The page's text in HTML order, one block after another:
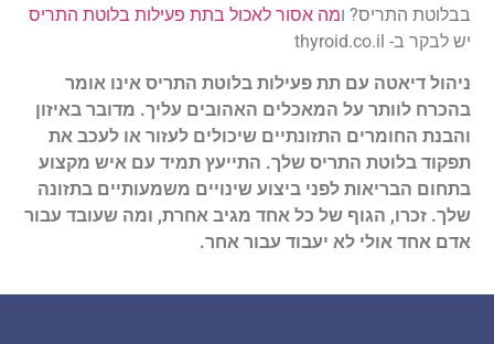
בבלוטת התריס? ומה אסור לאכול בתת פעילות בלוטת התריס
יש לבקר ב- thyroid.co.il
ניהול דיאטה עם תת פעילות בלוטת התריס אינו אומר
בהכרח לוותר על המאכלים האהובים עליך. מדובר באיזון
והבנת החומרים התזונתיים שיכולים לעזור או לעכב את
תפקוד בלוטת התריס שלך. התייעץ תמיד עם איש מקצוע
בתחום הבריאות לפני ביצוע שינויים משמעותיים בתזונה
שלך. זכרו, הגוף של כל אחד מגיב אחרת, ומה שעובד עבור
אדם אחד אולי לא יעבוד עבור אחר.